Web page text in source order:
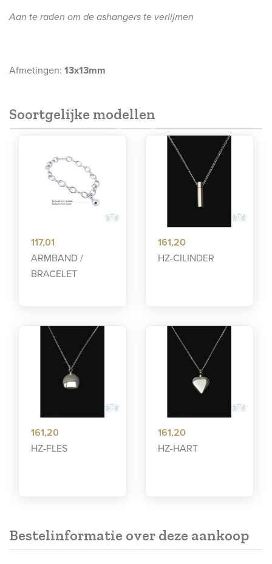
Aan te raden om de ashangers te verlijmen
Afmetingen: 13x13mm
Soortgelijke modellen
117,01
ARMBAND /
BRACELET
161,20
HZ-CILINDER
161,20
HZ-FLES
161,20
HZ-HART
Bestelinformatie over deze aankoop